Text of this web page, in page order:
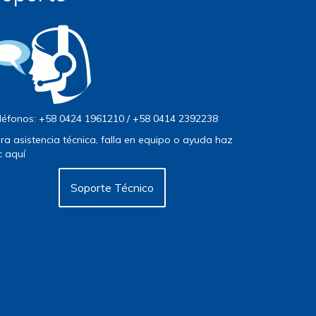
+58 0424 1961210 / +58 0414 2392238
asistencia técnica, falla en equipo o ayuda haz
aquí
Soporte Técnico